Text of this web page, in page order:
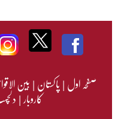
صفحہ اول|پاکستان|بین
کاروبار|